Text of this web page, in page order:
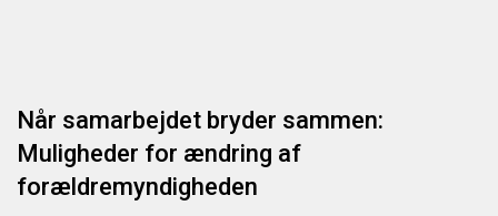
Når samarbejdet bryder sammen:
Muligheder for ændring af
forældremyndigheden